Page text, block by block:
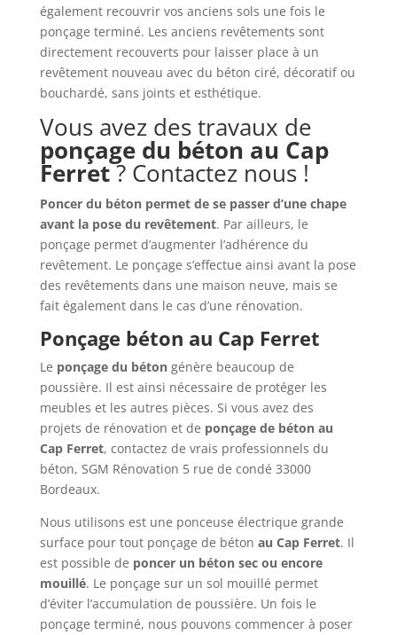
également recouvrir vos anciens sols une fois le
ponçage terminé. Les anciens revêtements sont
directement recouverts pour laisser place à un
revêtement nouveau avec du béton ciré, décoratif ou
bouchardé, sans joints et esthétique.
Vous avez des travaux de
ponçage du béton au Cap
Ferret? Contactez nous !
Poncer du béton permet de se passer d’une chape
avant la pose du revêtement. Par ailleurs, le
ponçage permet d’augmenter l’adhérence du
revêtement. Le ponçage s’effectue ainsi avant la pose
des revêtements dans une maison neuve, mais se
fait également dans le cas d’une rénovation.
Ponçage béton au Cap Ferret
Le ponçage du béton génère beaucoup de
poussière. Il est ainsi nécessaire de protéger les
meubles et les autres pièces. Si vous avez des
projets de rénovation et de ponçage de béton au
Cap Ferret, contactez de vrais professionnels du
béton, SGM Rénovation 5 rue de condé 33000
Bordeaux.
Nous utilisons est une ponceuse électrique grande
surface pour tout ponçage de béton au Cap Ferret. Il
est possible de poncer un béton sec ou encore
mouillé. Le ponçage sur un sol mouillé permet
d’éviter l’accumulation de poussière. Un fois le
ponçage terminé, nous pouvons commencer à poser